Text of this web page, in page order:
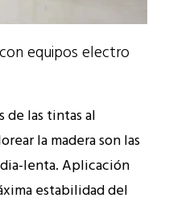
equipos electro
de las tintas al
la madera son las
lenta.Aplicación
estabilidad del